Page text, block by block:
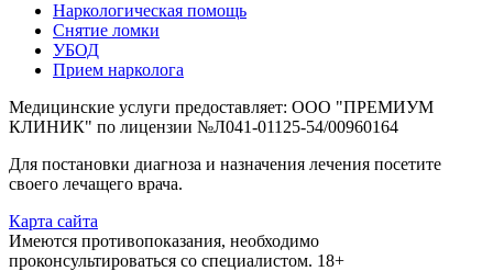
Наркологическая помощь
Снятие ломки
УБОД
Прием нарколога
Медицинские услуги предоставляет: ООО "ПРЕМИУМ
КЛИНИК" по лицензии №Л041-01125-54/00960164
Для постановки диагноза и назначения лечения посетите
своего лечащего врача.
Карта сайта
Имеются противопоказания, необходимо
проконсультироваться со специалистом. 18+